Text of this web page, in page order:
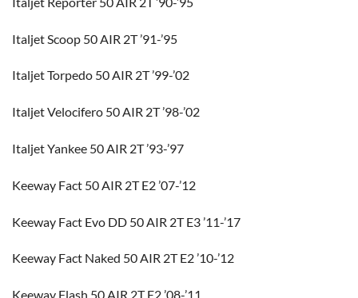
Italjet Scoop 50 AIR 2T ’91-’95
Italjet Torpedo 50 AIR 2T ’99-’02
Italjet Velocifero 50 AIR 2T ’98-’02
Italjet Yankee 50 AIR 2T ’93-’97
Keeway Fact 50 AIR 2T E2 ’07-’12
Keeway Fact Evo DD 50 AIR 2T E3 ’11-’17
Keeway Fact Naked 50 AIR 2T E2 ’10-’12
Keeway Flash 50 AIR 2T E2 ’08-’11